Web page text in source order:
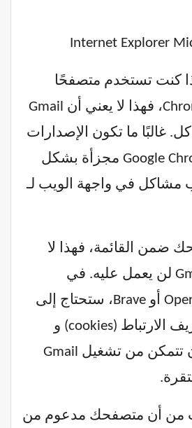
Internet Explorer
كنت تستخدم متصفحًا
يعتمد على Chromium، فهذا لا يعني أن Gmail
غالبًا ما تكون الإصدارات
المشتقة من Google Chrome مجزأة بشكل
مشاكل في واجهة الويب لـ
ضمن القائمة، فهذا لا
يعني أن Gmail Web لن يعمل عليه. في
متصفحات مثل Opera أو Brave، ستحتاج إلى
تمكين ملفات تعريف الارتباط (cookies) و
JavaScript قبل أن تتمكن من تشغيل Gmail
من أن متصفحك مدعوم من